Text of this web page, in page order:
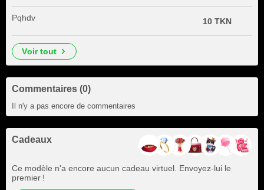
Pqhdv 10 TKN
voir tout
Commentaires (0)
Il n'y a pas encore de commentaires
Cadeaux
Ce modèle n'a encore aucun cadeau virtuel. Envoyez-lui le
premier !